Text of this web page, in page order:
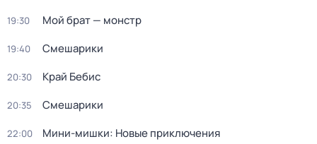
19:30 Мой брат — монстр
19:40 Смешарики
20:30 Край Бебис
20:35 Смешарики
22:00 Мини-мишки: Новые приключения